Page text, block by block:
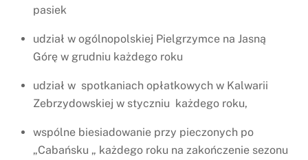
pasiek
udział w ogólnopolskiej Pielgrzymce na Jasną
Górę w grudniu każdego roku
udział w spotkaniach opłatkowych w Kalwarii
Zebrzydowskiej w styczniu każdego roku,
wspólne biesiadowanie przy pieczonych po
„Cabańsku „ każdego roku na zakończenie sezonu